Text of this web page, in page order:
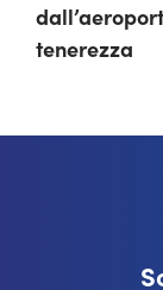
tenerezza